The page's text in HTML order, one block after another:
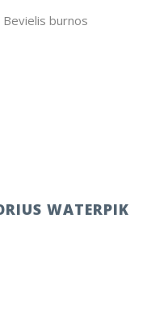
burnos
WATERPIK